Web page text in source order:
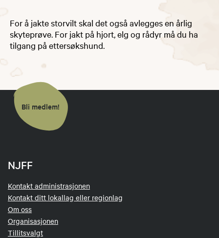
For å jakte storvilt skal det også avlegges en årlig
skyteprøve. For jakt på hjort, elg og rådyr må du ha
tilgang på ettersøkshund.
Bli medlem!
NJFF
Kontakt administrasjonen
Kontakt ditt lokallag eller regionlag
Om oss
Organisasjonen
Tillitsvalgt